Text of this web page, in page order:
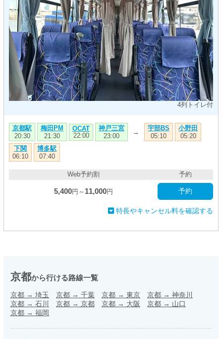
4列トイレ付
京都駅
20:30
梅田PM
21:30
OCAT
22:00
神戸三宮
23:00
→
宇部BS
05:10
小野田
05:20
下関
06:10
博多駅
07:40
Web予約割
5,400円～ 11,000円
予約
予約
特長やキャンセル料を確認する
京都から行ける路線一覧
京都 → 埼玉 京都 → 千葉 京都 → 東京 京都 → 神奈川
京都 → 石川 京都 → 京都 京都 → 大阪 京都 → 山口
京都 → 福岡